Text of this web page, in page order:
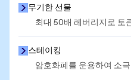
무기한 선물
최대 50배 레버리지로 토
스테이킹
암호화폐를 운용하여 소